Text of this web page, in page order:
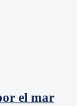
el mar